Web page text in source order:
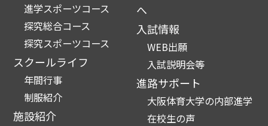
進学スポーツコース
探究総合コース
探究スポーツコース
スクールライフ
年間行事
制服紹介
施設紹介
へ
入試情報
WEB出願
入試説明会等
進路サポート
大阪体育大学の内部進学
在校生の声